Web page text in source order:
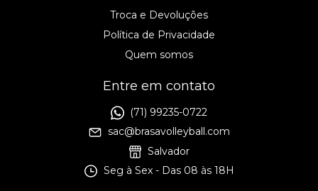
Troca e Devoluções
Política de Privacidade
Quem somos
Entre em contato
(71) 99235-0722
sac@brasavolleyball.com
Salvador
Seg à Sex - Das 08 às 18H